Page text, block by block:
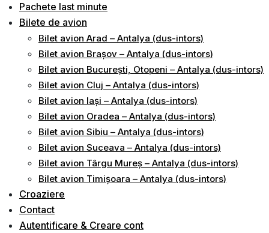
Pachete last minute
Bilete de avion
Bilet avion Arad – Antalya (dus-intors)
Bilet avion Brașov – Antalya (dus-intors)
Bilet avion București, Otopeni – Antalya (dus-intors)
Bilet avion Cluj – Antalya (dus-intors)
Bilet avion Iași – Antalya (dus-intors)
Bilet avion Oradea – Antalya (dus-intors)
Bilet avion Sibiu – Antalya (dus-intors)
Bilet avion Suceava – Antalya (dus-intors)
Bilet avion Târgu Mureș – Antalya (dus-intors)
Bilet avion Timișoara – Antalya (dus-intors)
Croaziere
Contact
Autentificare & Creare cont